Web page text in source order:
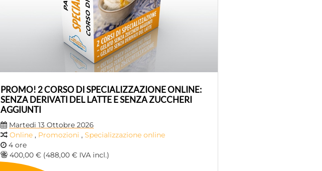
PROMO! 2 CORSO DI SPECIALIZZAZIONE ONLINE:
SENZA DERIVATI ​​DEL LATTE E SENZA ZUCCHERI
AGGIUNTI
Martedi 13 Ottobre 2026
Online , Promozioni , Specializzazione online
4 ore
400,00 € (488,00 € IVA incl.)